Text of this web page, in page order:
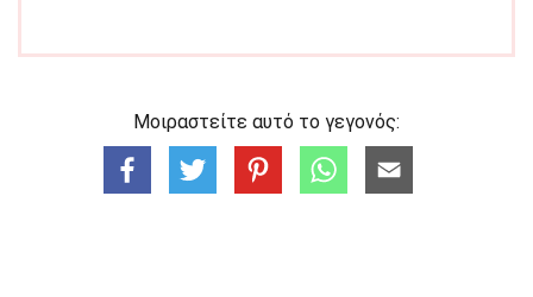
Μοιραστείτε αυτό το γεγονός: